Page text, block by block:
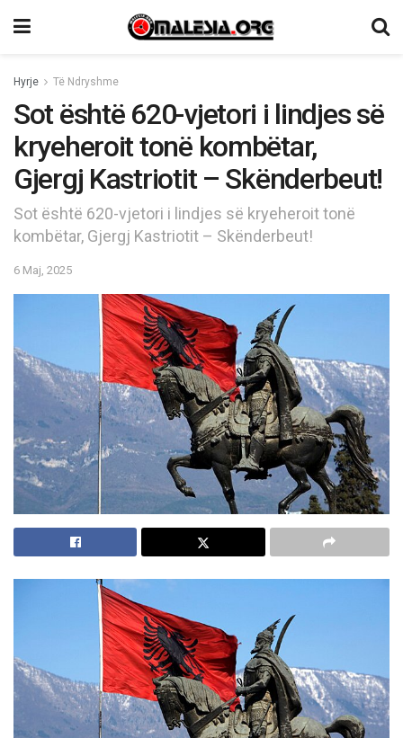
Hyrje Të Ndryshme
Sot është 620-vjetori i lindjes së
kryeheroit tonë kombëtar,
Gjergj Kastriotit – Skënderbeut!
Sot është 620-vjetori i lindjes së kryeheroit tonë
kombëtar, Gjergj Kastriotit – Skënderbeut!
6 Maj, 2025